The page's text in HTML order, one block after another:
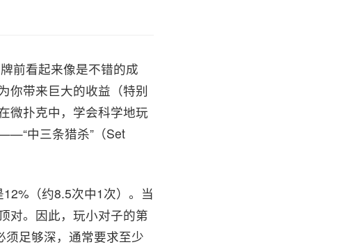
前看起来像是不错的成
你带来巨大的收益（特别
微扑克中，学会科学地玩
中三条猎杀”（Set
（约8.5次中1次）。当
对。因此，玩小对子的第
须足够深，通常要求至少